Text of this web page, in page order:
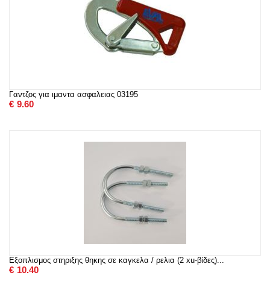
Γαντζος για ιμαντα ασφαλειας 03195
€ 9.60
Εξοπλισμος στηριξης θηκης σε καγκελα / ρελια (2 xu-βίδες)...
€ 10.40